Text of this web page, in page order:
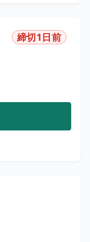
締切1日前